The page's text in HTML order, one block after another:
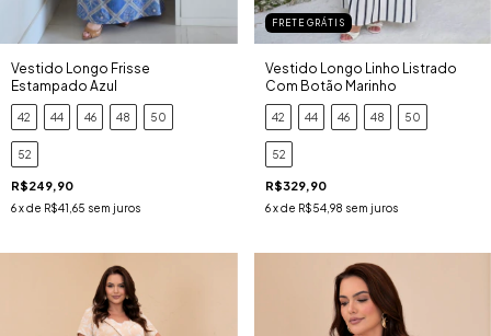
Vestido Longo Frisse
Estampado Azul
42 44 46 48 50
52
R$249,90
6x de R$41,65 sem juros
FRETE GRÁTIS
Vestido Longo Linho Listrado
Com Botão Marinho
42 44 46 48 50
52
R$329,90
6 x de R$54,98 sem juros